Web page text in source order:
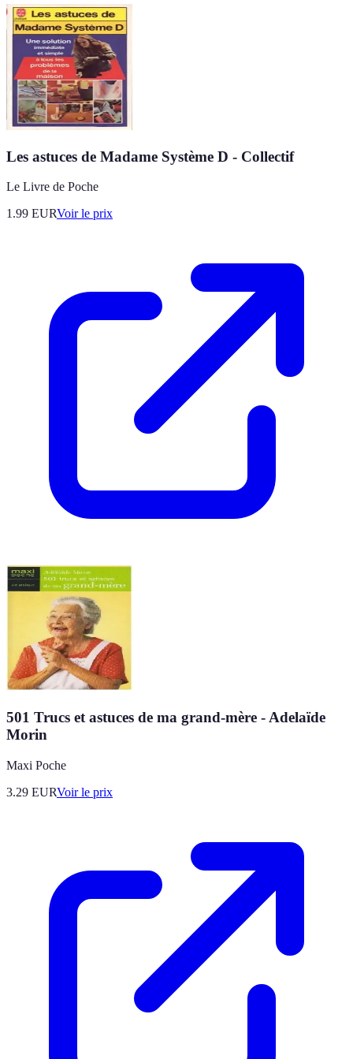
Les astuces de Madame Système D - Collectif
Le Livre de Poche
1.99 EURVoir le prix
501 Trucs et astuces de ma grand-mère - Adelaïde
Morin
Maxi Poche
3.29 EURVoir le prix